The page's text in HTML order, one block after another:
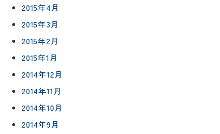
2015年4月
2015年3月
2015年2月
2015年1月
2014年12月
2014年11月
2014年10月
2014年9月